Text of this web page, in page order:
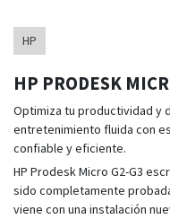
HP
HP PRODESK
Optimiza tu productividad y
entretenimiento fluida con
confiable y eficiente.
HP Prodesk Micro G2-G3
sido completamente
viene con una instalación